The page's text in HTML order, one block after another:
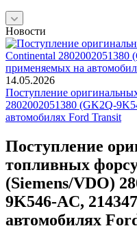
Новости
14.05.2026
Поступление
2802002051380 (GK2Q-
автомобилях Ford Transit
Поступление
топливных
(Siemens/VDO)
9K546-AC,
автомобилях